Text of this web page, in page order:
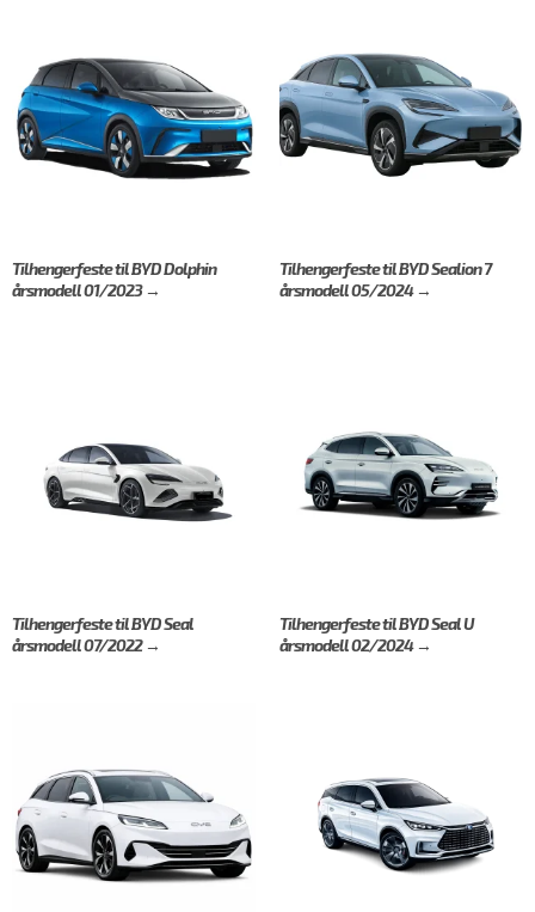
Tilhengerfeste til BYD Dolphin
årsmodell 01/2023 →
Tilhengerfeste til BYD Sealion 7
årsmodell 05/2024 →
Tilhengerfeste til BYD Seal
årsmodell 07/2022 →
Tilhengerfeste til BYD Seal U
årsmodell 02/2024 →